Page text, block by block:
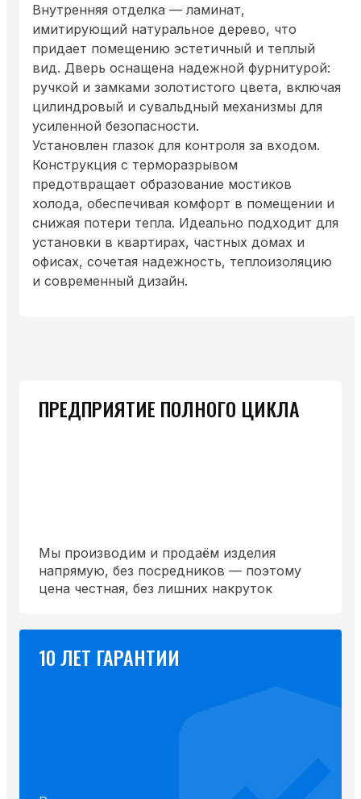
Внутренняя отделка — ламинат,
имитирующий натуральное дерево, что
придает помещению эстетичный и теплый
вид. Дверь оснащена надежной фурнитурой:
ручкой и замками золотистого цвета, включая
цилиндровый и сувальдный механизмы для
усиленной безопасности.
Установлен глазок для контроля за входом.
Конструкция с терморазрывом
предотвращает образование мостиков
холода, обеспечивая комфорт в помещении и
снижая потери тепла. Идеально подходит для
установки в квартирах, частных домах и
офисах, сочетая надежность, теплоизоляцию
и современный дизайн.
ПРЕДПРИЯТИЕ ПОЛНОГО ЦИКЛА
Мы производим и продаём изделия
напрямую, без посредников — поэтому
цена честная, без лишних накруток
10 ЛЕТ ГАРАНТИИ